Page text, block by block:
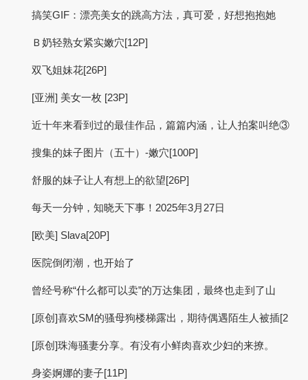
搞笑GIF：漂亮美女的跳高方法，真可爱，好想抱抱她
Ｂ奶轻熟女紧实嫩穴[12P]
双飞姐妹花[26P]
[亚洲] 美女一枚 [23P]
近十年来看到过的最佳作品，篇篇内涵，让人拍案叫绝③
搜集的妹子图片（五十）-嫩穴[100P]
舒服的妹子让人有想上的欲望[26P]
每天一分钟，知晓天下事！2025年3月27日
[欧美] Slava[20P]
医院倒闭潮，也开始了
曾经号称“什么都可以卖”的万达集团，最终也走到了山
[原创]喜欢SM的骚母狗楼梯露出，期待偶遇陌生人被插[2
[原创]珠海骚妻分享。有没有小鲜肉喜欢少妇的来撩。
身姿婀娜的妻子[11P]